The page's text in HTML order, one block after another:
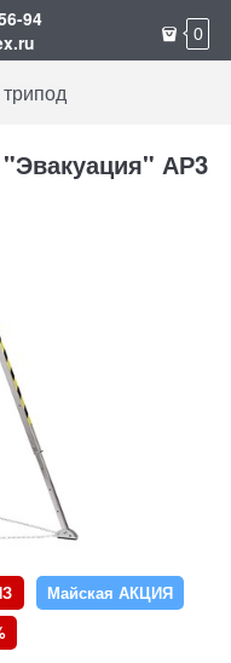
94
0
АР3
Майская АКЦИЯ